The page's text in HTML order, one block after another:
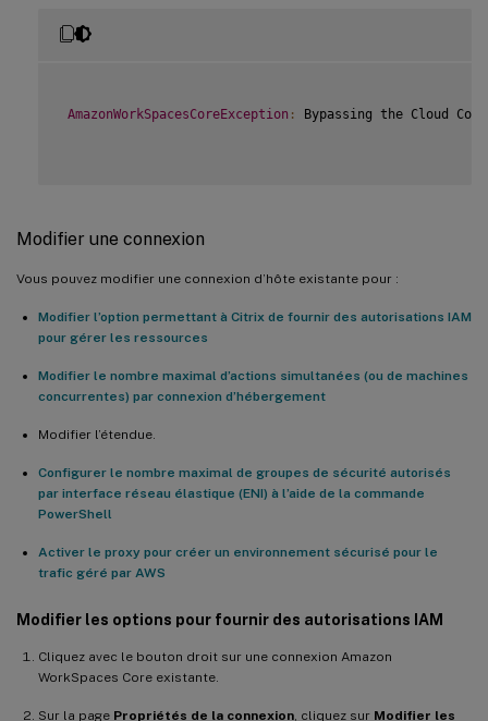
AmazonWorkSpacesCoreException : Bypassing the Cloud
Modifier une connexion
Vous pouvez modifier une connexion d’hôte existante pour :
Modifier l’option permettant à Citrix de fournir des autorisations IAM
pour gérer les ressources
Modifier le nombre maximal d’actions simultanées (ou de machines
concurrentes) par connexion d’hébergement
Modifier l’étendue.
Configurer le nombre maximal de groupes de sécurité autorisés
par interface réseau élastique (ENI) à l’aide de la commande
PowerShell
Activer le proxy pour créer un environnement sécurisé pour le
trafic géré par AWS
Modifier les options pour fournir des autorisations IAM
Cliquez avec le bouton droit sur une connexion Amazon
WorkSpaces Core existante.
Sur la page Propriétés de la connexion , cliquez sur Modifier les